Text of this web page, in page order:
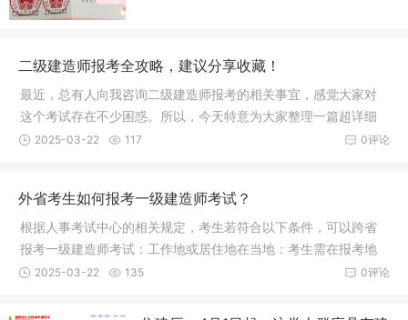
二级建造师报考全攻略，建议分享收藏！
最近，总有人向我咨询二级建造师报考的相关事宜，感觉大家对
这个考试存在不少困惑。所以，今天特意为大家整理一篇超详细
的报考全
0评论
2025-03-22 117
外省考生如何报考一级建造师考试？
根据人事考试中心的相关规定，考生若符合以下条件，可以跨省
报考一级建造师考试：工作地或居住地在当地：考生需在报考地
有稳定的
0评论
2025-03-22 135